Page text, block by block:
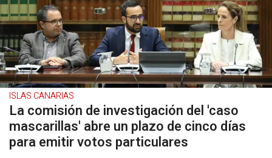
ISLAS CANARIAS
La comisión de investigación del 'caso
mascarillas' abre un plazo de cinco días
para emitir votos particulares